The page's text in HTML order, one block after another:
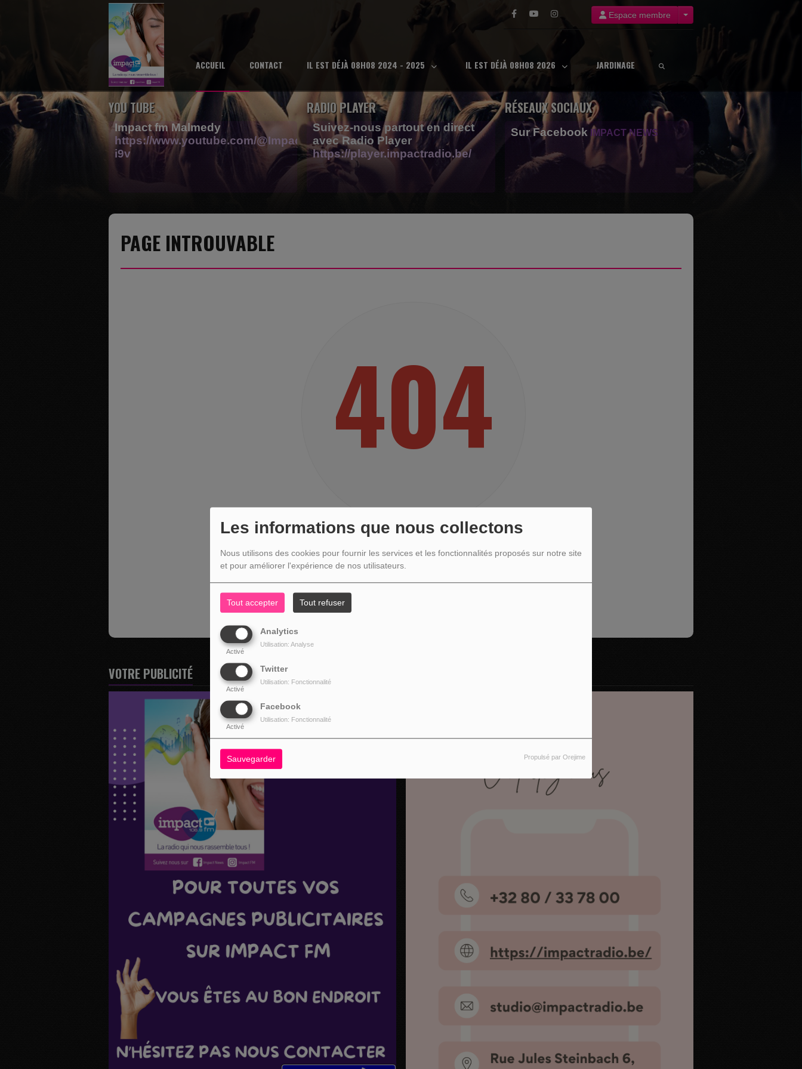
Les informations que nous collectons
Nous utilisons des cookies pour fournir les services et les fonctionnalités proposés sur notre site
et pour améliorer l'expérience de nos utilisateurs.
Tout accepter Tout refuser
Analytics
Activé
Utilisation: Analyse
Twitter
Activé
Utilisation: Fonctionnalité
Facebook
Activé
Utilisation: Fonctionnalité
Sauvegarder Propulsé par Orejime
Espace membre
ACCUEIL CONTACT IL EST DÉJÀ 08H08 2024 - 2025 IL EST DÉJÀ 08H08 2026 JARDINAGE
YOU TUBE
Impact fm Malmedy
https://www.youtube.com/@Impactfm-
i9v
RADIO PLAYER
Suivez-nous partout en direct
avec Radio Player
https://player.impactradio.be/
RÉSEAUX SOCIAUX
Sur Facebook IMPACT NEWS
PAGE INTROUVABLE
404
OUPS, VOUS AVEZ RENCONTRÉ UNE ERREUR.
IL SEMBLE QUE LA PAGE QUE VOUS RECHERCHEZ N’EXISTE PLUS.
VOTRE PUBLICITÉ